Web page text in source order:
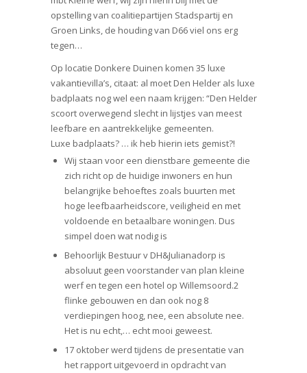
opstelling van coalitiepartijen Stadspartij en
Groen Links, de houding van D66 viel ons erg
tegen…
Op locatie Donkere Duinen komen 35 luxe
vakantievilla’s, citaat: al moet Den Helder als luxe
badplaats nog wel een naam krijgen: “Den Helder
scoort overwegend slecht in lijstjes van meest
leefbare en aantrekkelijke gemeenten.
Luxe badplaats? … ik heb hierin iets gemist?!
Wij staan voor een dienstbare gemeente die
zich richt op de huidige inwoners en hun
belangrijke behoeftes zoals buurten met
hoge leefbaarheidscore, veiligheid en met
voldoende en betaalbare woningen. Dus
simpel doen wat nodig is
Behoorlijk Bestuur v DH&Julianadorp is
absoluut geen voorstander van plan kleine
werf en tegen een hotel op Willemsoord.2
flinke gebouwen en dan ook nog 8
verdiepingen hoog, nee, een absolute nee.
Het is nu echt,… echt mooi geweest.
17 oktober werd tijdens de presentatie van
het rapport uitgevoerd in opdracht van